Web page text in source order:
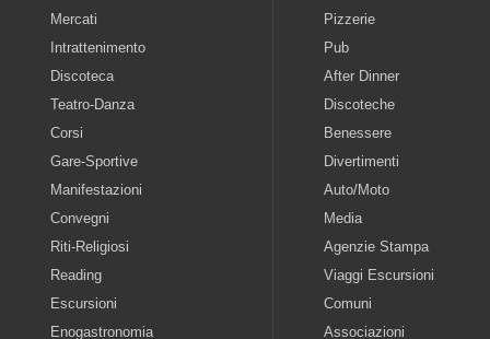
Mercati
Intrattenimento
Discoteca
Teatro-Danza
Corsi
Gare-Sportive
Manifestazioni
Convegni
Riti-Religiosi
Reading
Escursioni
Enogastronomia
Pizzerie
Pub
After Dinner
Discoteche
Benessere
Divertimenti
Auto/Moto
Media
Agenzie Stampa
Viaggi Escursioni
Comuni
Associazioni